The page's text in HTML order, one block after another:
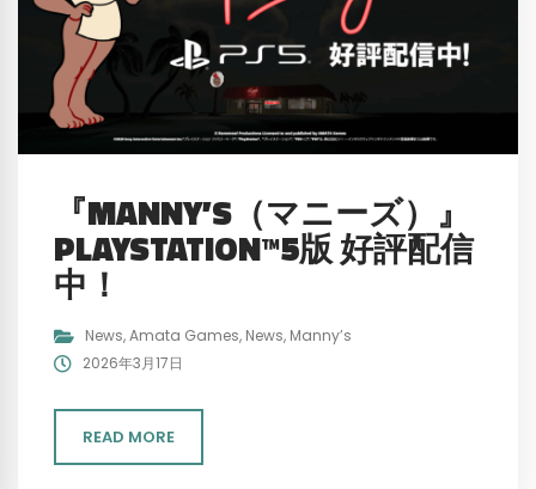
『MANNY’S（マニーズ）』
PLAYSTATION™5版 好評配信
中！
News,Amata Games, News, Manny’s
2026年3月17日
READ MORE